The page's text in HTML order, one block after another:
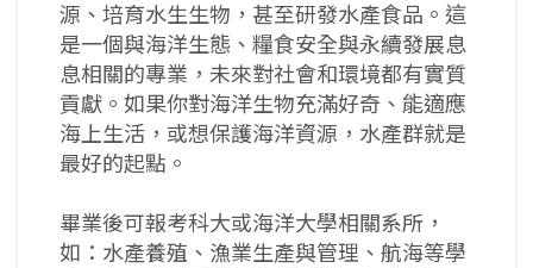
源、培育水生生物，甚至研發水產食品。這
是一個與海洋生態、糧食安全與永續發展息
息相關的專業，未來對社會和環境都有實質
貢獻。如果你對海洋生物充滿好奇、能適應
海上生活，或想保護海洋資源，水產群就是
最好的起點。
畢業後可報考科大或海洋大學相關系所，
如：水產養殖、漁業生產與管理、航海等學